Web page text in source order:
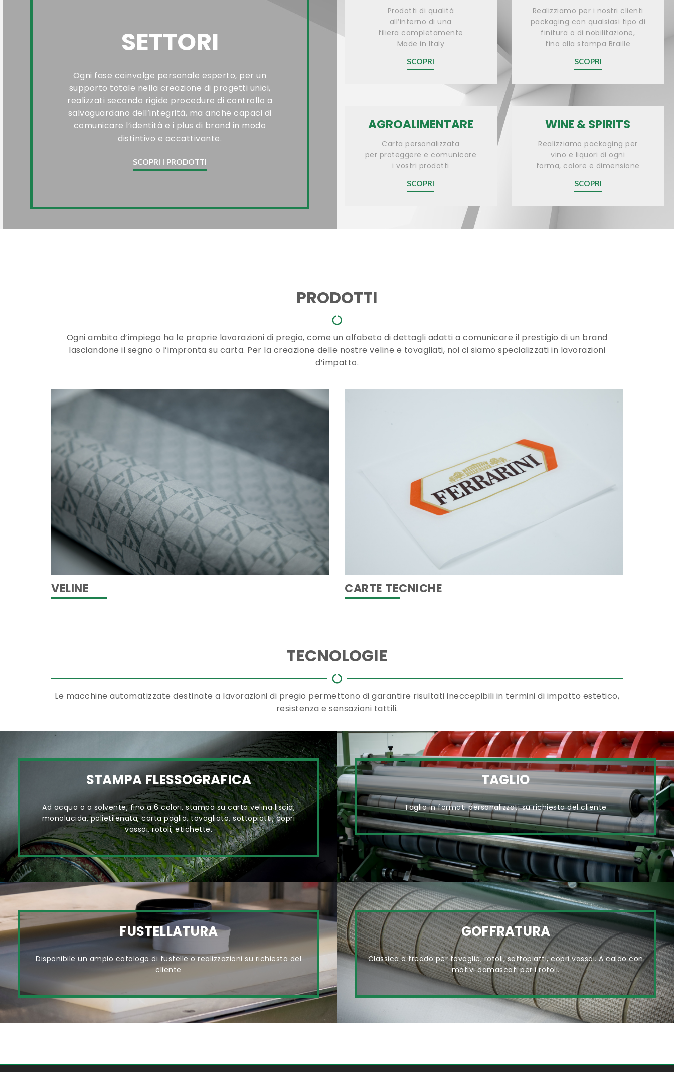
SETTORI
Ogni fase coinvolge personale esperto, per un
supporto totale nella creazione di progetti unici,
realizzati secondo rigide procedure di controllo a
salvaguardano dell’integrità, ma anche capaci di
comunicare l’identità e i plus di brand in modo
distintivo e accattivante.
SCOPRI I PRODOTTI
Prodotti di qualità
all’interno di una
filiera completamente
Made in Italy
SCOPRI
AGROALIMENTARE
Carta personalizzata
per proteggere e comunicare
i vostri prodotti
SCOPRI
Realizziamo per i nostri clienti
packaging con qualsiasi tipo di
finitura o di nobilitazione,
fino alla stampa Braille
SCOPRI
WINE & SPIRITS
Realizziamo packaging per
vino e liquori di ogni
forma, colore e dimensione
SCOPRI
PRODOTTI
Ogni ambito d’impiego ha le proprie lavorazioni di pregio, come un alfabeto di dettagli adatti a comunicare il prestigio di un brand
lasciandone il segno o l’impronta su carta. Per la creazione delle nostre veline e tovagliati, noi ci siamo specializzati in lavorazioni
d’impatto.
VELINE CARTE TECNICHE
TECNOLOGIE
Le macchine automatizzate destinate a lavorazioni di pregio permettono di garantire risultati ineccepibili in termini di impatto estetico,
resistenza e sensazioni tattili.
STAMPA FLESSOGRAFICA
Ad acqua o a solvente, fino a 6 colori. stampa su carta velina liscia,
monolucida, polietilenata, carta paglia, tovagliato, sottopiatti, copri
vassoi, rotoli, etichette.
TAGLIO
Taglio in formati personalizzati su richiesta del cliente
FUSTELLATURA
Disponibile un ampio catalogo di fustelle o realizzazioni su richiesta del
cliente
GOFFRATURA
Classica a freddo per tovaglie, rotoli, sottopiatti, copri vassoi. A caldo con
motivi damascati per i rotoli.